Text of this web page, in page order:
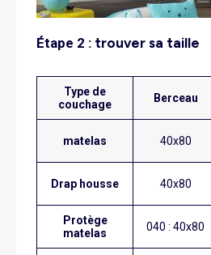
étape 2 : trouver sa taille
Type de
couchage
Berceau
matelas 40x80
Drap housse 40x80
Protège
matelas
040 : 40x80